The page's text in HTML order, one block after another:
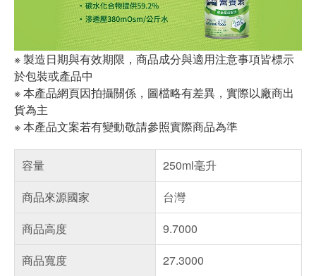
※ 製造日期與有效期限，商品成分與適用注意事項皆標示
於包裝或產品中
※ 本產品網頁因拍攝關係，圖檔略有差異，實際以廠商出
貨為主
※ 本產品文案若有變動敬請參照實際商品為準
容量
250ml毫升
商品來源國家
台灣
商品高度
9.7000
商品寬度
27.3000